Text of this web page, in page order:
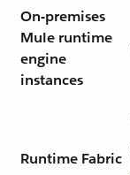
On-premises
Mule runtime
engine
instances
Runtime Fabric